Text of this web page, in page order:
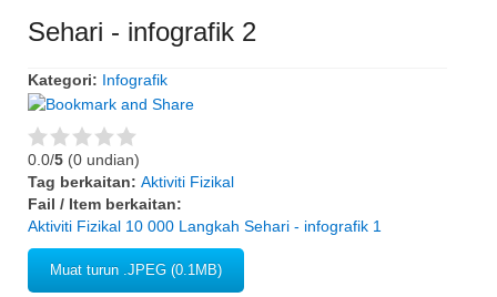
Sehari - infografik 2
Kategori: Infografik
0.0/5 (0 undian)
Tag berkaitan: Aktiviti Fizikal
Fail / Item berkaitan:
Aktiviti Fizikal 10 000 Langkah Sehari - infografik 1
Muat turun .JPEG (0.1MB)